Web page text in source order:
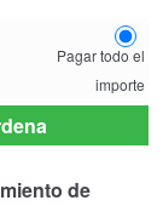
Pagar todo el
importe
de